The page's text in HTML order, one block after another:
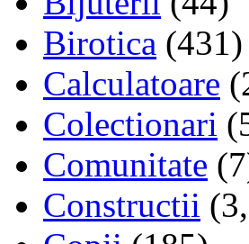
Birotica (431)
Calculatoare
Colectionari
Comunitate
Constructii